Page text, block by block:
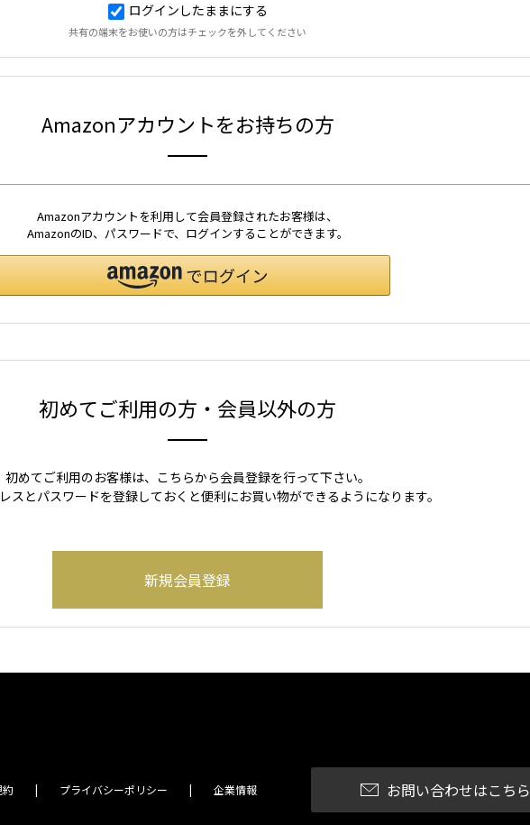
ログインしたままにする
共有の端末をお使いの方はチェックを外してください
Amazonアカウントをお持ちの方
Amazonアカウントを利用して会員登録されたお客様は、
AmazonのID、パスワードで、ログインすることができます。
初めてご利用の方・会員以外の方
初めてご利用のお客様は、こちらから会員登録を行って下さい。
スとパスワードを登録しておくと便利にお買い物ができるようになります。
プライバシーポリシー 企業情報 お問い合わせはこちら